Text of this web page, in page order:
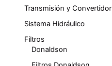
Transmisión y Convertidor
Sistema Hidráulico
Filtros
Donaldson